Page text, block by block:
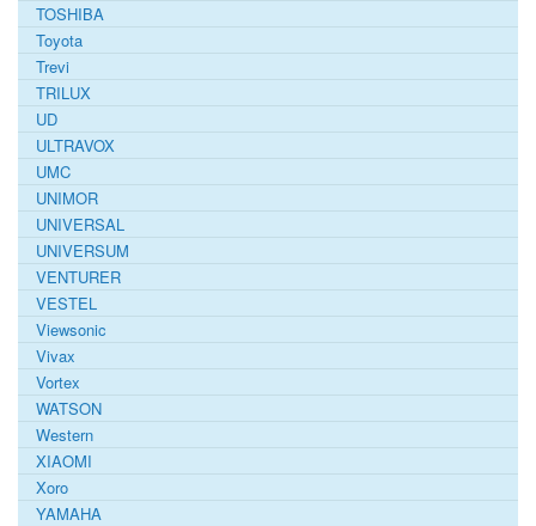
TOSHIBA
Toyota
Trevi
TRILUX
UD
ULTRAVOX
UMC
UNIMOR
UNIVERSAL
UNIVERSUM
VENTURER
VESTEL
Viewsonic
Vivax
Vortex
WATSON
Western
XIAOMI
Xoro
YAMAHA